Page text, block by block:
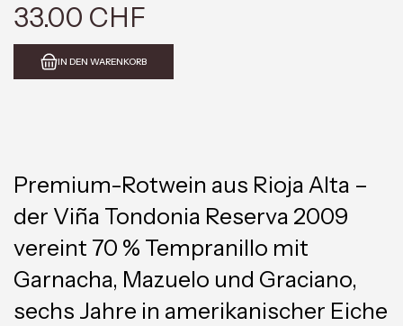
33.00 CHF
IN DEN WARENKORB
Premium-Rotwein aus Rioja Alta –
der Viña Tondonia Reserva 2009
vereint 70 % Tempranillo mit
Garnacha, Mazuelo und Graciano,
sechs Jahre in amerikanischer Eiche